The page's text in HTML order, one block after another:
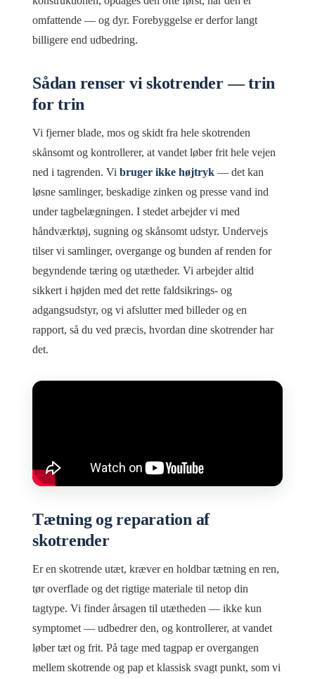
omfattende — og dyr. Forebyggelse er derfor langt
billigere end udbedring.
Sådan renser vi skotrender — trin
for trin
Vi fjerner blade, mos og skidt fra hele skotrenden
skånsomt og kontrollerer, at vandet løber frit hele vejen
ned i tagrenden. Vi bruger ikke højtryk — det kan
løsne samlinger, beskadige zinken og presse vand ind
under tagbelægningen. I stedet arbejder vi med
håndværktøj, sugning og skånsomt udstyr. Undervejs
tilser vi samlinger, overgange og bunden af renden for
begyndende tæring og utætheder. Vi arbejder altid
sikkert i højden med det rette faldsikrings- og
adgangsudstyr, og vi afslutter med billeder og en
rapport, så du ved præcis, hvordan dine skotrender har
det.
Tætning og reparation af
skotrender
Er en skotrende utæt, kræver en holdbar tætning en ren,
tør overflade og det rigtige materiale til netop din
tagtype. Vi finder årsagen til utætheden — ikke kun
symptomet — udbedrer den, og kontrollerer, at vandet
løber tæt og frit. På tage med tagpap er overgangen
mellem skotrende og pap et klassisk svagt punkt, som vi